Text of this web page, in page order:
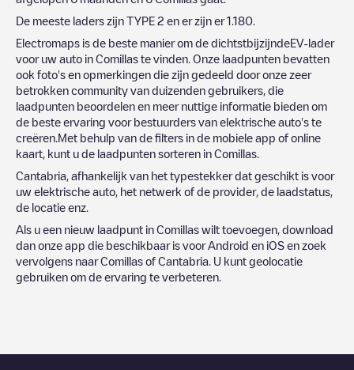
De meeste laders zijn TYPE 2 en er zijn er1.180
Electromaps is de beste manier om de dichtstbijzijndeEV-lader
voor uw auto in Comillas te vinden. Onze laadpunten bevatten
ook foto's en opmerkingen die zijn gedeeld door onze zeer
betrokken community van duizenden gebruikers, die
laadpunten beoordelen en meer nuttige informatie bieden om
de beste ervaring voor bestuurders van elektrische auto's te
creëren.Met behulp van de filters in de mobiele app of online
kaart, kunt u de laadpunten sorteren in Comillas
Cantabria , afhankelijk van het typestekker dat geschikt is voor
uw elektrische auto, het netwerk of de provider, de laadstatus,
de locatie enz.
Als u een nieuw laadpunt in Comillas wilt toevoegen, download
dan onze app die beschikbaar is voor Android en iOS en zoek
vervolgens naarComillas of Cantabria . U kunt geolocatie
gebruiken om de ervaring te verbeteren.